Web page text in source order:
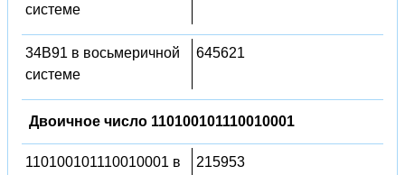
системе
34B91 в восьмеричной
системе
645621
Двоичное число 110100101110010001
110100101110010001 в
215953